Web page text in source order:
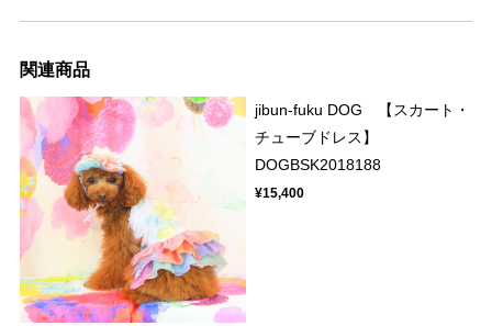
関連商品
jibun-fuku DOG 【スカート・
チューブドレス】
DOGBSK2018188
¥15,400